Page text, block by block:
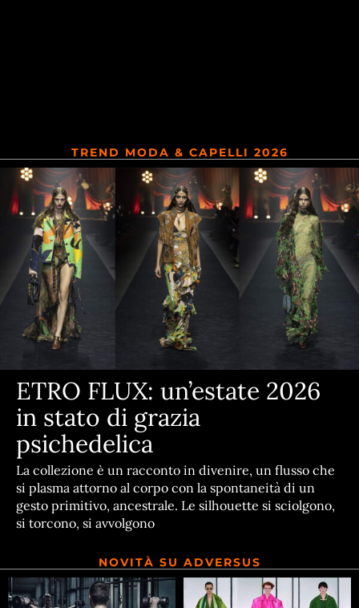
TREND MODA & CAPELLI 2026
ETRO FLUX: un’estate 2026
in stato di grazia
psichedelica
La collezione è un racconto in divenire, un flusso che
si plasma attorno al corpo con la spontaneità di un
gesto primitivo, ancestrale. Le silhouette si sciolgono,
si torcono, si avvolgono
NOVITÀ SU ADVERSUS